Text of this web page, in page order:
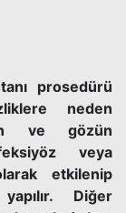
prosedürü
neden
ve gözün
veya
etkilenip
Diğer